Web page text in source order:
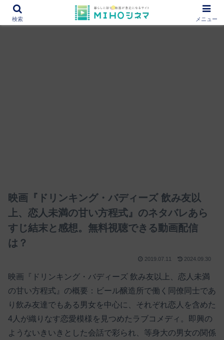
12000作品を紹介！あなたの映画図書館『MIHOシネマ』
映画『ドリンキング・バディーズ 飲み友以
上、恋人未満の甘い方程式』のネタバレあら
すじ結末と感想。無料視聴できる動画配信
は？
2019.07.11 2024.09.30
映画『ドリンキング・バディーズ 飲み友以上、恋人未満
の甘い方程式』の概要：ビール醸造所で働く同僚同士であ
り飲み友達でもある男女を中心に、それぞれ恋人を含めた
4人が織りなす恋愛模様を見つめたラブコメディ。即興の
ようないきいきとした会話で彩られ、等身大の男女の関係
検索 メニュー